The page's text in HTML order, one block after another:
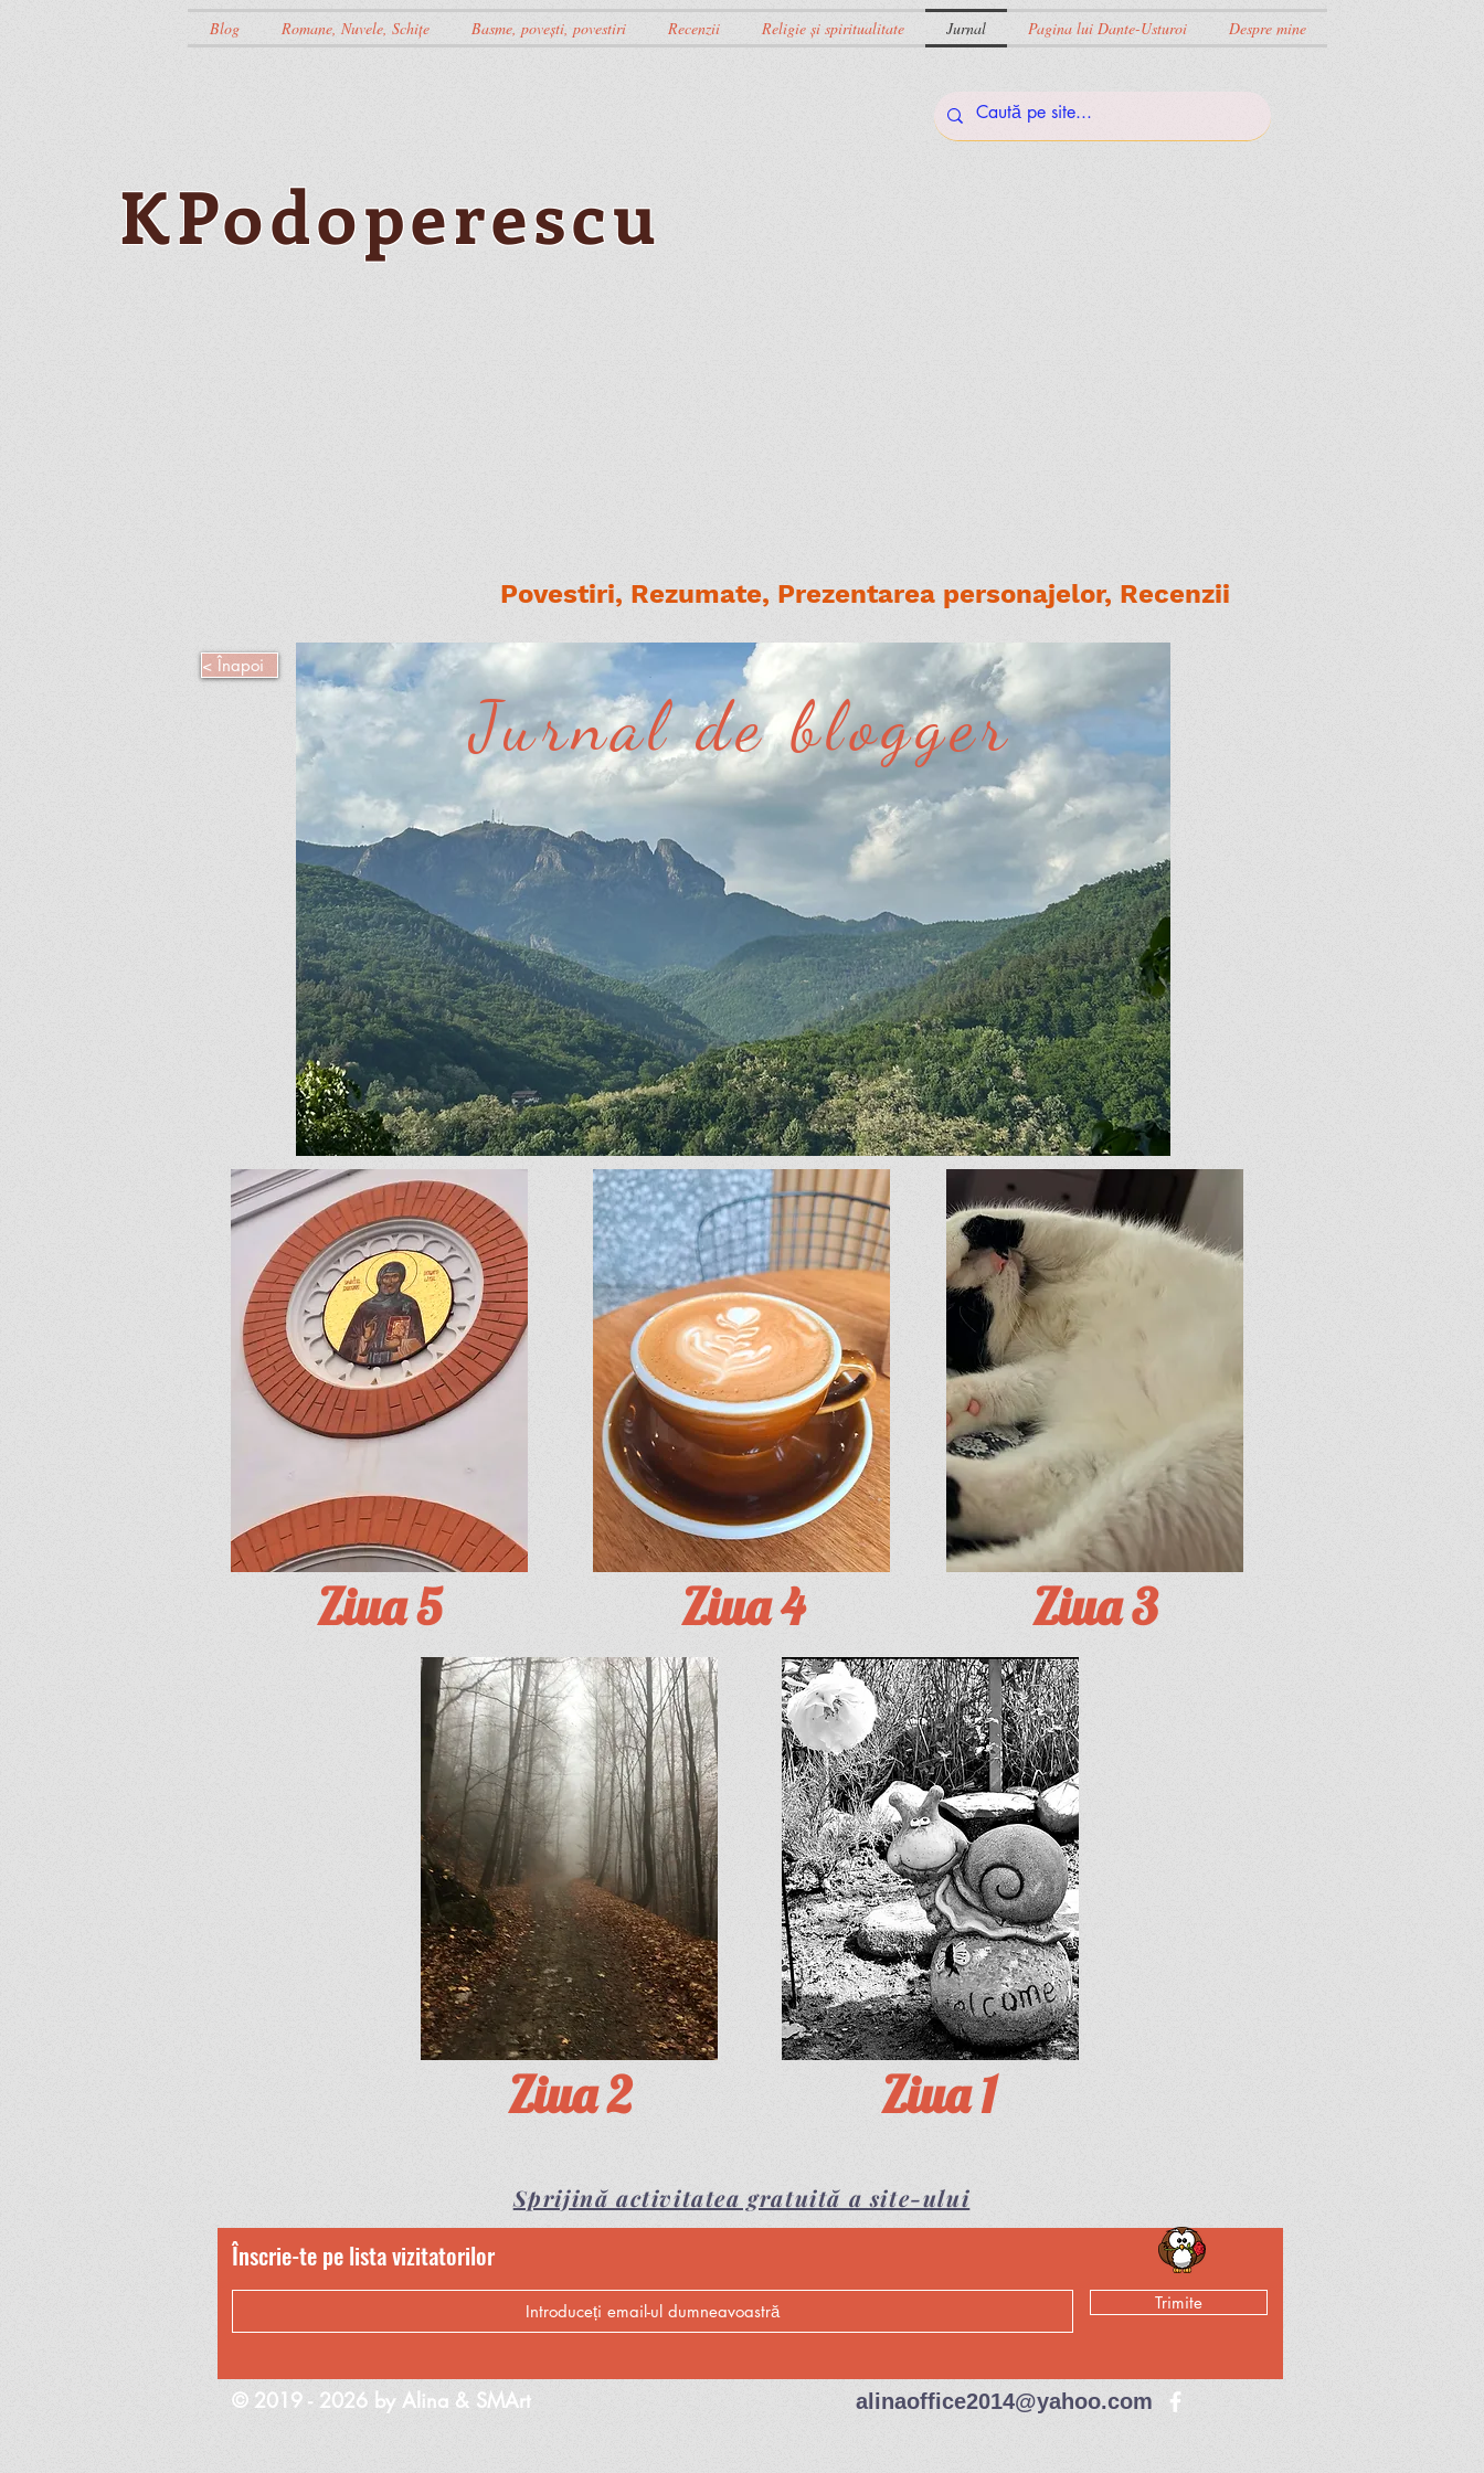
Blog Romane, Nuvele, Schițe Basme, povești, povestiri Recenzii Religie și spiritualitate Jurnal Pagina lui Dante-Usturoi Despre mine
KPodoperescu
Povestiri, Rezumate, Prezentarea personajelor, Recenzii
< Înapoi
Jurnal de blogger
Ziua 5 Ziua 4 Ziua 3
Ziua 2 Ziua 1
Sprijină activitatea gratuită a site-ului
Înscrie-te pe lista vizitatorilor
Trimite
© 2019 - 2026 by Alina & SMArt alinaoffice2014@yahoo.com